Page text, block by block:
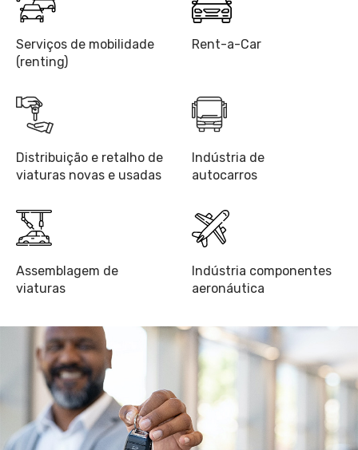
Serviços de mobilidade
(renting)
Rent-a-Car
Distribuição e retalho de
viaturas novas e usadas
Indústria de
autocarros
Assemblagem de
viaturas
Indústria componentes
aeronáutica